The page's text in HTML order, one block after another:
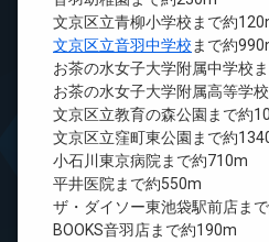
文京区立青柳小学校まで約
文京区立音羽中学校 まで約
お茶の水女子大学附属中学校
お茶の水女子大学附属高等学
文京区立教育の森公園まで約
文京区立窪町東公園まで約
小石川東京病院まで約710m
平井医院まで約550m
ザ・ダイソー東池袋駅前店ま
BOOKS音羽店まで約190m